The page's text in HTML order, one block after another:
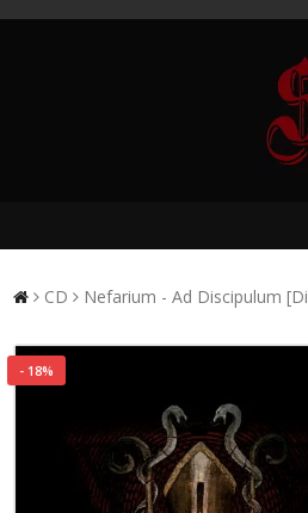
CD Nefarium - Ad Discipulum
- 18%